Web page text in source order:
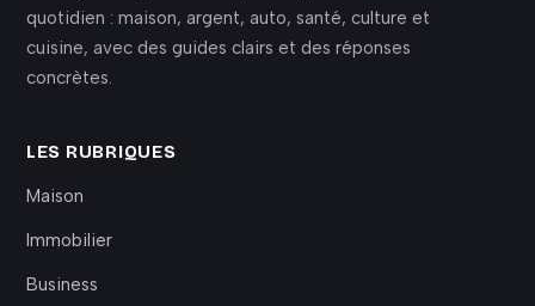
quotidien : maison, argent, auto, santé, culture et
cuisine, avec des guides clairs et des réponses
concrètes.
LES RUBRIQUES
Maison
Immobilier
Business